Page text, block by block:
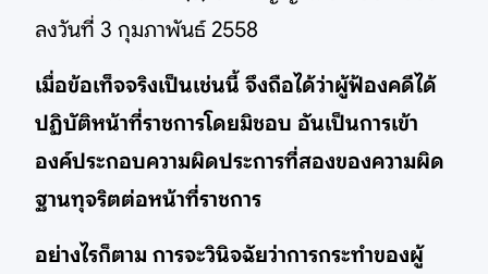
ลงวันที่ 3 กุมภาพันธ์ 2558
เมื่อข้อเท็จจริงเป็นเช่นนี้ จึงถือได้ว่าผู้ฟ้องคดีได้
ปฏิบัติหน้าที่ราชการโดยมิชอบ อันเป็นการเข้า
องค์ประกอบความผิดประการที่สองของความผิด
ฐานทุจริตต่อหน้าที่ราชการ
อย่างไรก็ตาม การจะวินิจฉัยว่าการกระทำของผู้